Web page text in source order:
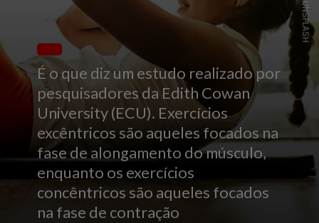
É o que diz um estudo realizado por
pesquisadores da Edith Cowan
University (ECU). Exercícios
excêntricos são aqueles focados na
fase de alongamento do músculo,
enquanto os exercícios
concêntricos são aqueles focados
na fase de contração
UNSPLASH